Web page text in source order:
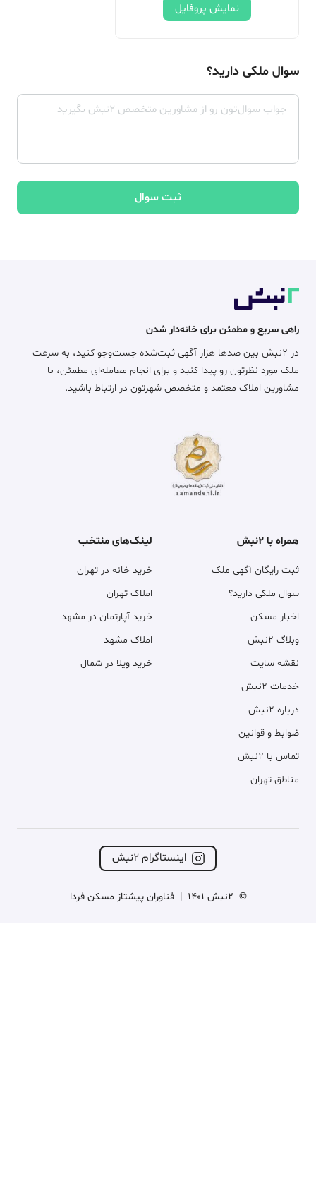
نمایش پروفایل
سوال ملکی دارید؟
ثبت سوال
راهی سریع و مطمئن برای خانه‌دار شدن
در ۲نبش بین صدها هزار آگهی ثبت‌شده جست‌وجو کنید، به سرعت
ملک مورد نظرتون رو پیدا کنید و برای انجام معامله‌ای مطمئن، با
مشاورین املاک معتمد و متخصص شهرتون در ارتباط باشید.
همراه با ۲نبش
ثبت رایگان آگهی ملک
سوال ملکی دارید؟
اخبار مسکن
وبلاگ ۲نبش
نقشه سایت
خدمات ۲نبش
درباره ۲نبش
ضوابط و قوانین
تماس با ۲نبش
مناطق تهران
لینک‌های منتخب
خرید خانه در تهران
املاک تهران
خرید آپارتمان در مشهد
املاک مشهد
خرید ویلا در شمال
اینستاگرام ۲نبش
© 2نبش 1401 | فناوران پیشتاز مسکن فردا